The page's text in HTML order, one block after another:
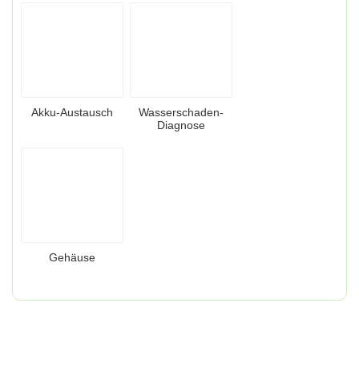
Akku-Austausch
Wasserschaden-
Diagnose
Gehäuse